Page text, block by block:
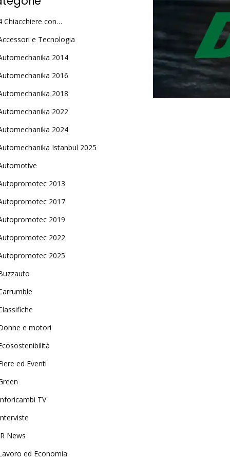
Chiacchiere con…
e Tecnologia
2014
2016
2018
2022
2024
Istanbul 2025
2013
2017
2019
2022
2025
e motori
ed Eventi
TV
News
ed Economia